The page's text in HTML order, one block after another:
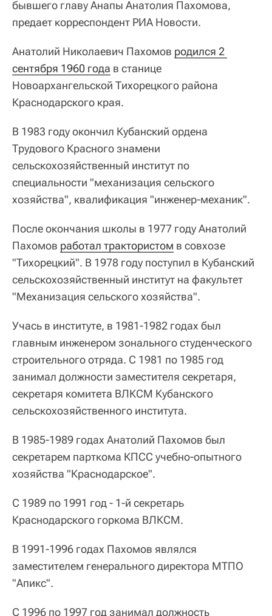
бывшего главу Анапы Анатолия Пахомова,
предает корреспондент РИА Новости.
Анатолий Николаевич Пахомов родился 2
сентября 1960 года в станице
Новоархангельской Тихорецкого района
Краснодарского края.
В 1983 году окончил Кубанский ордена
Трудового Красного знамени
сельскохозяйственный институт по
специальности "механизация сельского
хозяйства", квалификация "инженер-механик".
После окончания школы в 1977 году Анатолий
Пахомов работал трактористом в совхозе
"Тихорецкий". В 1978 году поступил в Кубанский
сельскохозяйственный институт на факультет
"Механизация сельского хозяйства".
Учась в институте, в 1981-1982 годах был
главным инженером зонального студенческого
строительного отряда. С 1981 по 1985 год
занимал должности заместителя секретаря,
секретаря комитета ВЛКСМ Кубанского
сельскохозяйственного института.
В 1985‑1989 годах Анатолий Пахомов был
секретарем парткома КПСС учебно-опытного
хозяйства "Краснодарское".
С 1989 по 1991 год - 1‑й секретарь
Краснодарского горкома ВЛКСМ.
В 1991‑1996 годах Пахомов являлся
заместителем генерального директора МТПО
"Апикс".
С 1996 по 1997 год занимал должность